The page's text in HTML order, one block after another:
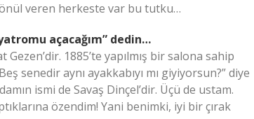
veren herkeste var bu tutku…
açacağım” dedin…
1885’te yapılmış bir salona sahip
senedir aynı ayakkabıyı mı giyiyorsun?” diye
ismi de Savaş Dinçel’dir. Üçü de ustam.
özendim! Yani benimki, iyi bir çırak